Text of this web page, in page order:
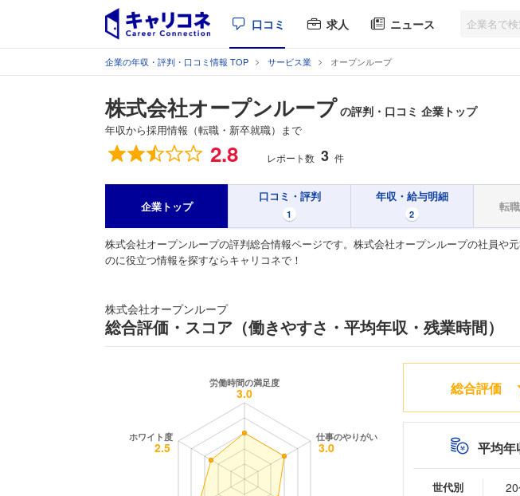
口コミ 求人 ニュース
企業の年収・評判・口コミ情報 TOP サービス業 オープンループ
株式会社オープンループ の評判・口コミ 企業トップ
年収から採用情報（転職・新卒就職）まで
総合評価 2.8 レポート数 3 件
企業トップ
口コミ・評判
1
年収・給与明細
2
転
株式会社オープンループの評判総合情報ページです。株式会社オープンループの社員
のに役立つ情報を探すならキャリコネで！
株式会社オープンループ
総合評価・スコア（働きやすさ・平均年収・残業時間）
総合評価
平均年
世代別